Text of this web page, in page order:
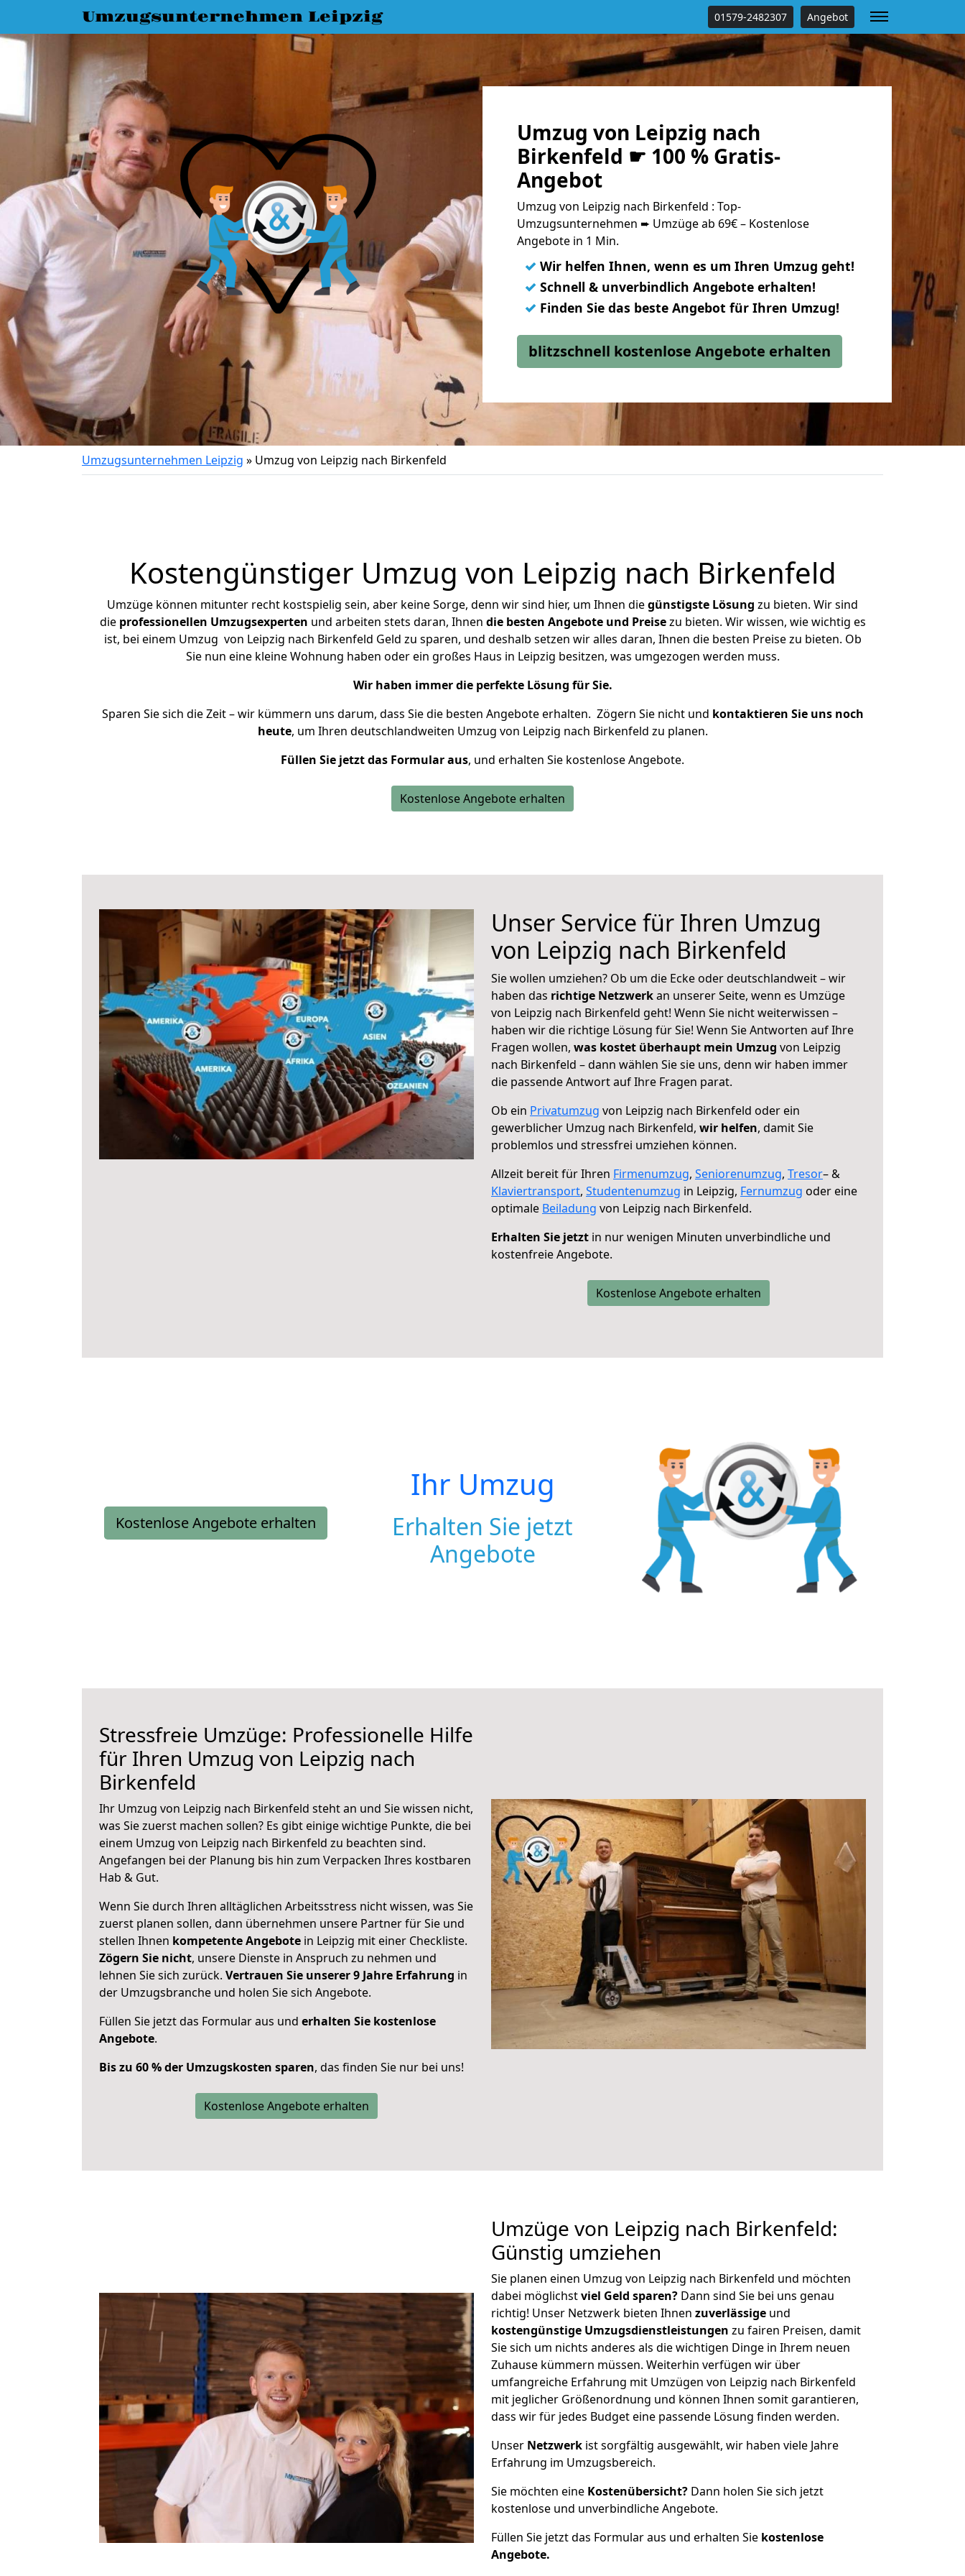
Umzugsunternehmen Leipzig 01579-2482307 Angebot
Umzug von Leipzig nach
Birkenfeld ☛ 100 % Gratis-
Angebot
Umzug von Leipzig nach Birkenfeld : Top-
Umzugsunternehmen ➨ Umzüge ab 69€ – Kostenlose
Angebote in 1 Min.
✓ Wir helfen Ihnen, wenn es um Ihren Umzug geht!
✓ Schnell & unverbindlich Angebote erhalten!
✓ Finden Sie das beste Angebot für Ihren Umzug!
blitzschnell kostenlose Angebote erhalten
Umzugsunternehmen Leipzig » Umzug von Leipzig nach Birkenfeld
Kostengünstiger Umzug von Leipzig nach Birkenfeld
Umzüge können mitunter recht kostspielig sein, aber keine Sorge, denn wir sind hier, um Ihnen diegünstigste Lösung zu bieten. Wir sind
die professionellen Umzugsexperten und arbeiten stets daran, Ihnen die besten Angebote und Preisezu bieten. Wir wissen, wie wichtig es
ist, bei einem Umzug von Leipzig nach Birkenfeld Geld zu sparen, und deshalb setzen wir alles daran, Ihnen die besten Preise zu bieten. Ob
Sie nun eine kleine Wohnung haben oder ein großes Haus in Leipzig besitzen, was umgezogen werden muss.
Wir haben immer die perfekte Lösung für Sie.
Sparen Sie sich die Zeit – wir kümmern uns darum, dass Sie die besten Angebote erhalten. Zögern Sie nicht und kontaktieren Sie uns noch
heute, um Ihren deutschlandweiten Umzug von Leipzig nach Birkenfeld zu planen.
Füllen Sie jetzt das Formular aus, und erhalten Sie kostenlose Angebote.
Kostenlose Angebote erhalten
Unser Service für Ihren Umzug
von Leipzig nach Birkenfeld
Sie wollen umziehen? Ob um die Ecke oder deutschlandweit – wir
haben das richtige Netzwerkan unserer Seite, wenn es Umzüge
von Leipzig nach Birkenfeld geht! Wenn Sie nicht weiterwissen –
haben wir die richtige Lösung für Sie! Wenn Sie Antworten auf Ihre
Fragen wollen, was kostet überhaupt mein Umzug von Leipzig
nach Birkenfeld – dann wählen Sie sie uns, denn wir haben immer
die passende Antwort auf Ihre Fragen parat.
Ob ein Privatumzug von Leipzig nach Birkenfeld oder ein
gewerblicher Umzug nach Birkenfeld, wir helfen, damit Sie
problemlos und stressfrei umziehen können.
Allzeit bereit für Ihren Firmenumzug, Seniorenumzug, Tresor– &
Klaviertransport, Studentenumzug in Leipzig, Fernumzug oder eine
optimale Beiladung von Leipzig nach Birkenfeld.
Erhalten Sie jetzt in nur wenigen Minuten unverbindliche und
kostenfreie Angebote.
Kostenlose Angebote erhalten
Kostenlose Angebote erhalten
Ihr Umzug
Erhalten Sie jetzt
Angebote
Stressfreie Umzüge: Professionelle Hilfe
für Ihren Umzug von Leipzig nach
Birkenfeld
Ihr Umzug von Leipzig nach Birkenfeld steht an und Sie wissen nicht,
was Sie zuerst machen sollen? Es gibt einige wichtige Punkte, die bei
einem Umzug von Leipzig nach Birkenfeld zu beachten sind.
Angefangen bei der Planung bis hin zum Verpacken Ihres kostbaren
Hab & Gut.
Wenn Sie durch Ihren alltäglichen Arbeitsstress nicht wissen, was Sie
zuerst planen sollen, dann übernehmen unsere Partner für Sie und
stellen Ihnen kompetente Angebote in Leipzig mit einer Checkliste.
Zögern Sie nicht, unsere Dienste in Anspruch zu nehmen und
lehnen Sie sich zurück. Vertrauen Sie unserer 9 Jahre Erfahrung in
der Umzugsbranche und holen Sie sich Angebote.
Füllen Sie jetzt das Formular aus und erhalten Sie kostenlose
Angebote.
Bis zu 60 % der Umzugskosten sparen, das finden Sie nur bei uns!
Kostenlose Angebote erhalten
Umzüge von Leipzig nach Birkenfeld:
Günstig umziehen
Sie planen einen Umzug von Leipzig nach Birkenfeld und möchten
dabei möglichstviel Geld sparen? Dann sind Sie bei uns genau
richtig! Unser Netzwerk bieten Ihnen zuverlässige und
kostengünstige Umzugsdienstleistungen zu fairen Preisen, damit
Sie sich um nichts anderes als die wichtigen Dinge in Ihrem neuen
Zuhause kümmern müssen. Weiterhin verfügen wir über
umfangreiche Erfahrung mit Umzügen von Leipzig nach Birkenfeld
mit jeglicher Größenordnung und können Ihnen somit garantieren,
dass wir für jedes Budget eine passende Lösung finden werden.
Unser Netzwerk ist sorgfältig ausgewählt, wir haben viele Jahre
Erfahrung im Umzugsbereich.
Sie möchten eine Kostenübersicht? Dann holen Sie sich jetzt
kostenlose und unverbindliche Angebote.
Füllen Sie jetzt das Formular aus und erhalten Sie kostenlose
Angebote.